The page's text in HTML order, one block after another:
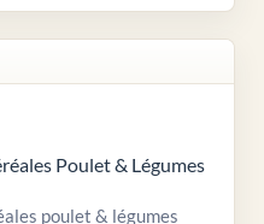
Poulet & Légumes
poulet & légumes